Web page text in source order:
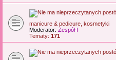
manicure & pedicure, kosmetyki
Moderator: Zespół I
Tematy: 171